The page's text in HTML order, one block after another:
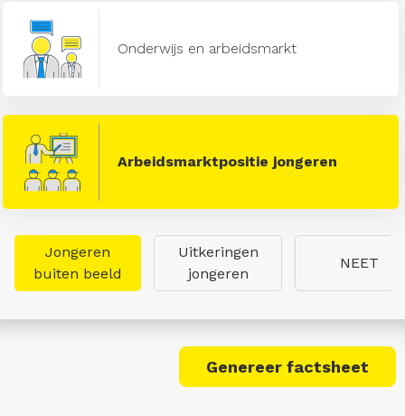
Onderwijs en arbeidsmarkt
Arbeidsmarktpositie jongeren
Jongeren
buiten beeld
Uitkeringen
jongeren
NEET
Genereer factsheet